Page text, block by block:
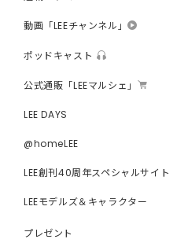
動画「LEEチャンネル」
ポッドキャスト
公式通販「LEEマルシェ」
LEE DAYS
@homeLEE
LEE創刊40周年スペシャルサイト
LEEモデルズ＆キャラクター
プレゼント